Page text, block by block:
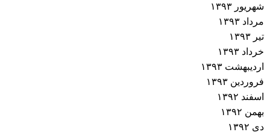
شهریور ۱۳۹۳
مرداد ۱۳۹۳
تیر ۱۳۹۳
خرداد ۱۳۹۳
اردیبهشت ۱۳۹۳
فروردین ۱۳۹۳
اسفند ۱۳۹۲
بهمن ۱۳۹۲
دی ۱۳۹۲